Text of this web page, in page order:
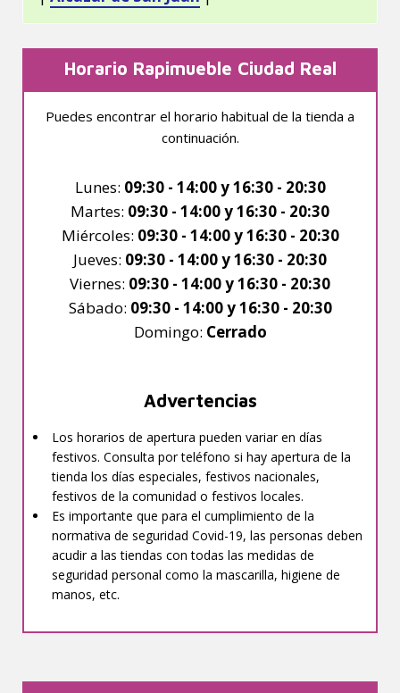
Horario Rapimueble Ciudad Real
Puedes encontrar el horario habitual de la tienda a
continuación.
Lunes: 09:30 - 14:00 y 16:30 - 20:30
Martes: 09:30 - 14:00 y 16:30 - 20:30
Miércoles: 09:30 - 14:00 y 16:30 - 20:30
Jueves: 09:30 - 14:00 y 16:30 - 20:30
Viernes: 09:30 - 14:00 y 16:30 - 20:30
Sábado: 09:30 - 14:00 y 16:30 - 20:30
Domingo: Cerrado
Advertencias
Los horarios de apertura pueden variar en días
festivos. Consulta por teléfono si hay apertura de la
tienda los días especiales, festivos nacionales,
festivos de la comunidad o festivos locales.
Es importante que para el cumplimiento de la
normativa de seguridad Covid-19, las personas deben
acudir a las tiendas con todas las medidas de
seguridad personal como la mascarilla, higiene de
manos, etc.